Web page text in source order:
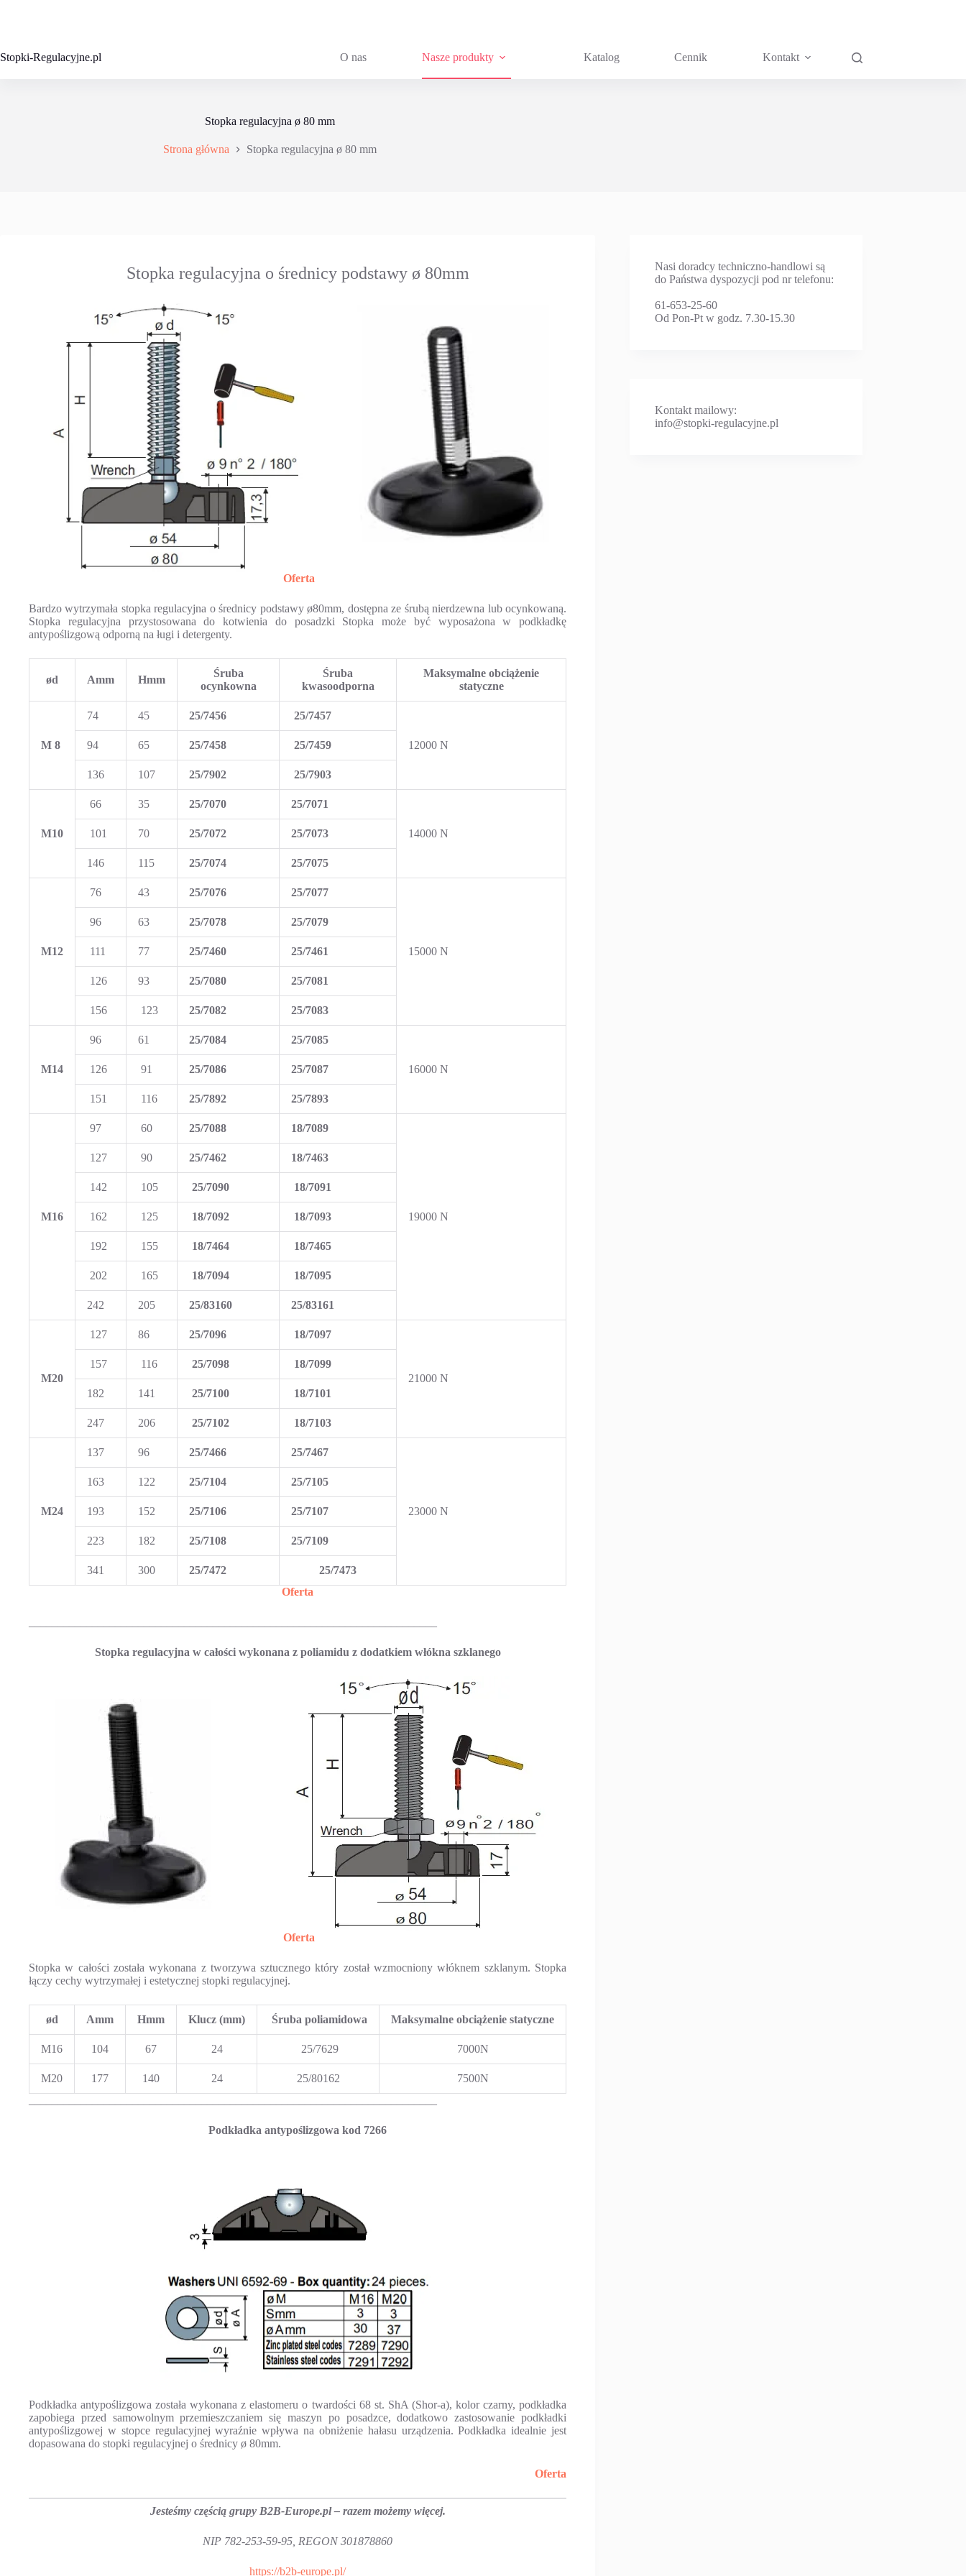
Stopki-Regulacyjne.pl O nas Nasze produkty Katalog Cennik Kontakt
Stopka regulacyjna ø 80 mm
Strona główna Stopka regulacyjna ø 80 mm
Stopka regulacyjna o średnicy podstawy ø 80mm
Oferta
Bardzo wytrzymała stopka regulacyjna o średnicy podstawy ø80mm, dostępna ze śrubą nierdzewna lub ocynkowaną.
Stopka regulacyjna przystosowana do kotwienia do posadzki Stopka może być wyposażona w podkładkę
antypoślizgową odporną na ługi i detergenty.
ød Amm Hmm
Śruba
ocynkowna
Śruba
kwasoodporna
Maksymalne obciążenie
statyczne
M 8
74 45 25/7456 25/7457
12000 N
94 65 25/7458 25/7459
136 107 25/7902 25/7903
M10
66 35 25/7070 25/7071
14000 N
101 70 25/7072 25/7073
146 115 25/7074 25/7075
M12
76 43 25/7076 25/7077
15000 N
96 63 25/7078 25/7079
111 77 25/7460 25/7461
126 93 25/7080 25/7081
156 123 25/7082 25/7083
M14
96 61 25/7084 25/7085
16000 N
126 91 25/7086 25/7087
151 116 25/7892 25/7893
M16
97 60 25/7088 18/7089
19000 N
127 90 25/7462 18/7463
142 105 25/7090 18/7091
162 125 18/7092 18/7093
192 155 18/7464 18/7465
202 165 18/7094 18/7095
242 205 25/83160 25/83161
M20
127 86 25/7096 18/7097
21000 N
157 116 25/7098 18/7099
182 141 25/7100 18/7101
247 206 25/7102 18/7103
M24
137 96 25/7466 25/7467
23000 N
163 122 25/7104 25/7105
193 152 25/7106 25/7107
223 182 25/7108 25/7109
341 300 25/7472
25/7473
Oferta
Stopka regulacyjna w całości wykonana z poliamidu z dodatkiem włókna szklanego
Oferta
Stopka w całości została wykonana z tworzywa sztucznego który został wzmocniony włóknem szklanym. Stopka
łączy cechy wytrzymałej i estetycznej stopki regulacyjnej.
ød Amm Hmm Klucz (mm) Śruba poliamidowa Maksymalne obciążenie statyczne
M16 104 67 24 25/7629 7000N
M20 177 140 24 25/80162
7500N
Podkładka antypoślizgowa kod 7266
Podkładka antypoślizgowa została wykonana z elastomeru o twardości 68 st. ShA (Shor-a), kolor czarny, podkładka
zapobiega przed samowolnym przemieszczaniem się maszyn po posadzce, dodatkowo zastosowanie podkładki
antypoślizgowej w stopce regulacyjnej wyraźnie wpływa na obniżenie hałasu urządzenia. Podkładka idealnie jest
dopasowana do stopki regulacyjnej o średnicy ø 80mm.
Oferta
Jesteśmy częścią grupy B2B-Europe.pl – razem możemy więcej.
NIP 782-253-59-95, REGON 301878860
https://b2b-europe.pl/
Nasi doradcy techniczno-handlowi są
do Państwa dyspozycji pod nr telefonu:
61-653-25-60
Od Pon-Pt w godz. 7.30-15.30
Kontakt mailowy:
info@stopki-regulacyjne.pl